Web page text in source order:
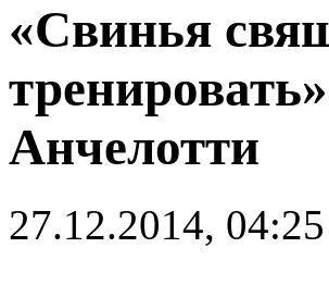
«Свинья
Анчелотти
27.12.2014, 04:25